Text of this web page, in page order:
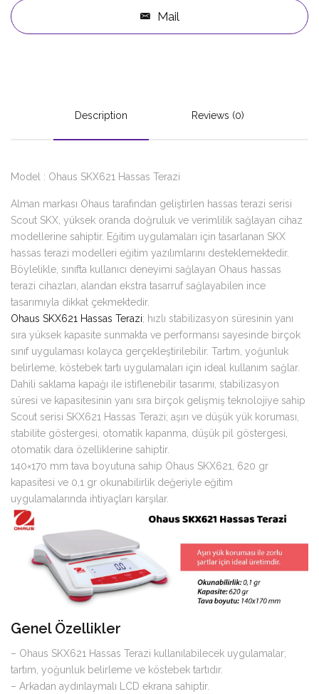
Mail
Description Reviews (0)
Model : Ohaus SKX621 Hassas Terazi
Alman markası Ohaus tarafından geliştirlen hassas terazi serisi
Scout SKX, yüksek oranda doğruluk ve verimlilik sağlayan cihaz
modellerine sahiptir. Eğitim uygulamaları için tasarlanan SKX
hassas terazi modelleri eğitim yazılımlarını desteklemektedir.
Böylelikle, sınıfta kullanıcı deneyimi sağlayan Ohaus hassas
terazi cihazları, alandan ekstra tasarruf sağlayabilen ince
tasarımıyla dikkat çekmektedir.
Ohaus SKX621 Hassas Terazi; hızlı stabilizasyon süresinin yanı
sıra yüksek kapasite sunmakta ve performansı sayesinde birçok
sınıf uygulaması kolayca gerçekleştirilebilir. Tartım, yoğunluk
belirleme, köstebek tartı uygulamaları için ideal kullanım sağlar.
Dahili saklama kapağı ile istiflenebilir tasarımı, stabilizasyon
süresi ve kapasitesinin yanı sıra birçok gelişmiş teknolojiye sahip
Scout serisi SKX621 Hassas Terazi; aşırı ve düşük yük koruması,
stabilite göstergesi, otomatik kapanma, düşük pil göstergesi,
otomatik dara özelliklerine sahiptir.
140×170 mm tava boyutuna sahip Ohaus SKX621, 620 gr
kapasitesi ve 0,1 gr okunabilirlik değeriyle eğitim
uygulamalarında ihtiyaçları karşılar.
Genel Özellikler
– Ohaus SKX621 Hassas Terazi kullanılabilecek uygulamalar;
tartım, yoğunluk belirleme ve köstebek tartıdır.
– Arkadan aydınlaymalı LCD ekrana sahiptir.